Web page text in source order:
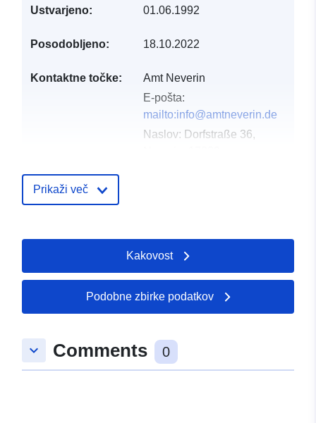
Ustvarjeno: 01.06.1992
Posodobljeno: 18.10.2022
Kontaktne točke:
Amt Neverin
E-pošta:
mailto:info@amtneverin.de
Naslov: Dorfstraße 36,
Katalogski zapis: Dodano v data.europa.eu: 21
2026
Posodobljeno na spletišču
01 August 2026
60 ], [ 33, 58 ], [ 33, 58 ], [ 33,
60 ] ]
Prikaži več
Kakovost
Podobne zbirke podatkov
keyboard_arrow_down Comments 0